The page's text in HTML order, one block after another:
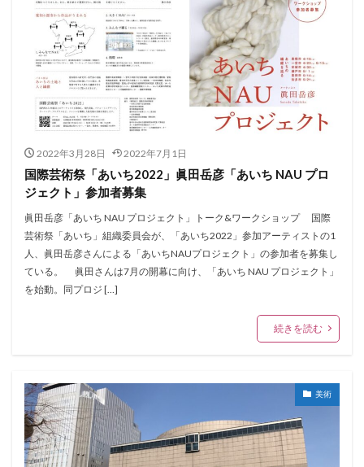
2022年3月28日 2022年7月1日
国際芸術祭「あいち2022」眞田岳彦「あいち NAU プロ
ジェクト」参加者募集
眞田岳彦「あいち NAU プロジェクト」トーク&ワークショップ 国際
芸術祭「あいち」組織委員会が、「あいち2022」参加アーティストの1
人、眞田岳彦さんによる「あいちNAUプロジェクト」の参加者を募集し
ている。 眞田さんは7月の開幕に向け、「あいち NAU プロジェクト」
を始動。同プロジ […]
続きを読む
美術